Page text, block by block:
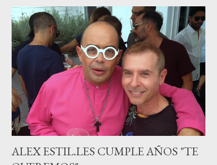
haciéndole padre de un precioso niño. Marta ha sido toda una
campeona, durante los primeros 3 meses de embarazo tuvo que
guardar reposo debido a un síndrome llamado
“hiperemesisgravídica”.Pasados los meses fatídicos de
gestación Marta tiró adelante con el embarazo, ahora es una
mamá feliz. Otro de los modelos que ha sido padre este año ha
sido el madrileño, Emilio Flores , el top que desfiló en las mejores
pasarelas ...
ALEX ESTIL.LES CUMPLE AÑOS "TE